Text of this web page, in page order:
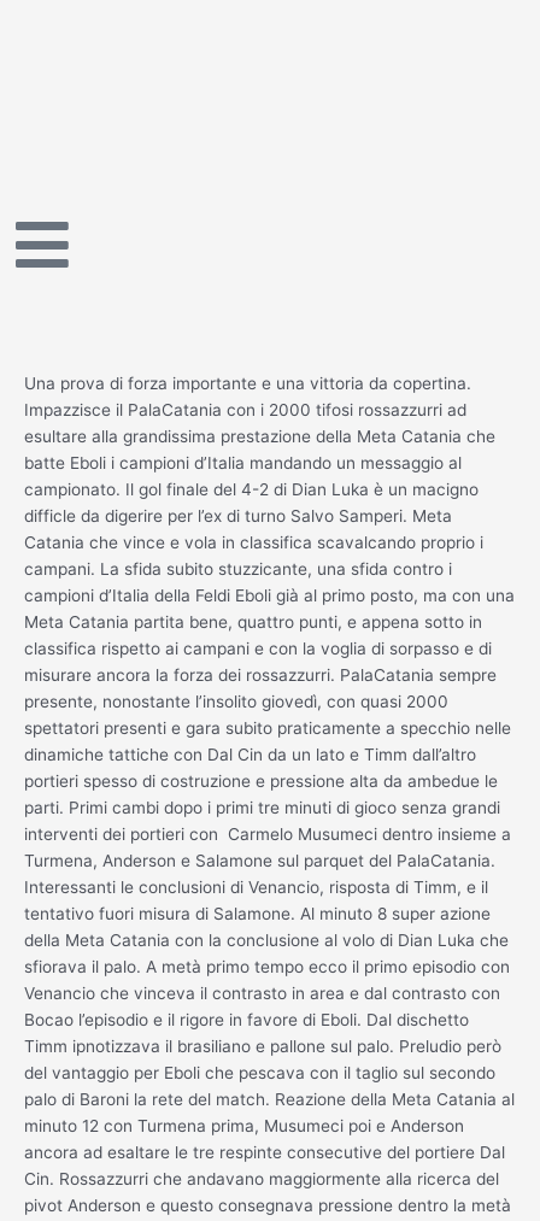
Una prova di forza importante e una vittoria da copertina.
Impazzisce il PalaCatania con i 2000 tifosi rossazzurri ad
esultare alla grandissima prestazione della Meta Catania che
batte Eboli i campioni d’Italia mandando un messaggio al
campionato. Il gol finale del 4-2 di Dian Luka è un macigno
difficle da digerire per l’ex di turno Salvo Samperi. Meta
Catania che vince e vola in classifica scavalcando proprio i
campani. La sfida subito stuzzicante, una sfida contro i
campioni d’Italia della Feldi Eboli già al primo posto, ma con una
Meta Catania partita bene, quattro punti, e appena sotto in
classifica rispetto ai campani e con la voglia di sorpasso e di
misurare ancora la forza dei rossazzurri. PalaCatania sempre
presente, nonostante l’insolito giovedì, con quasi 2000
spettatori presenti e gara subito praticamente a specchio nelle
dinamiche tattiche con Dal Cin da un lato e Timm dall’altro
portieri spesso di costruzione e pressione alta da ambedue le
parti. Primi cambi dopo i primi tre minuti di gioco senza grandi
interventi dei portieri con Carmelo Musumeci dentro insieme a
Turmena, Anderson e Salamone sul parquet del PalaCatania.
Interessanti le conclusioni di Venancio, risposta di Timm, e il
tentativo fuori misura di Salamone. Al minuto 8 super azione
della Meta Catania con la conclusione al volo di Dian Luka che
sfiorava il palo. A metà primo tempo ecco il primo episodio con
Venancio che vinceva il contrasto in area e dal contrasto con
Bocao l’episodio e il rigore in favore di Eboli. Dal dischetto
Timm ipnotizzava il brasiliano e pallone sul palo. Preludio però
del vantaggio per Eboli che pescava con il taglio sul secondo
palo di Baroni la rete del match. Reazione della Meta Catania al
minuto 12 con Turmena prima, Musumeci poi e Anderson
ancora ad esaltare le tre respinte consecutive del portiere Dal
Cin. Rossazzurri che andavano maggiormente alla ricerca del
pivot Anderson e questo consegnava pressione dentro la metà